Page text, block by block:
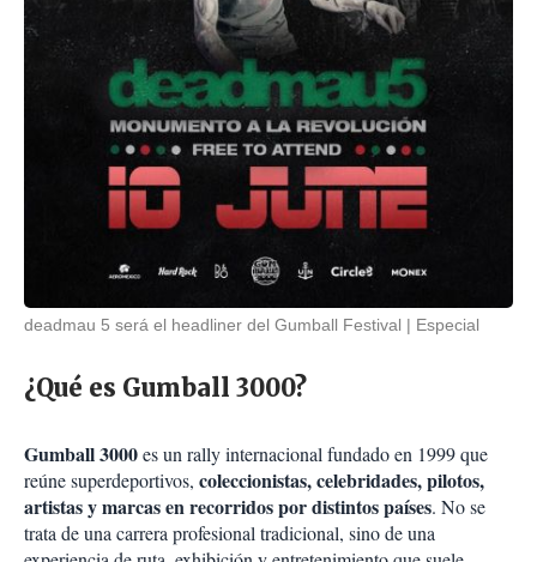
deadmau 5 será el headliner del Gumball Festival Especial
¿Qué es Gumball 3000?
Gumball 3000es un rally internacional fundado en 1999 que
reúne superdeportivos, coleccionistas, celebridades, pilotos,
artistas y marcas en recorridos por distintos países. No se
trata de una carrera profesional tradicional, sino de una